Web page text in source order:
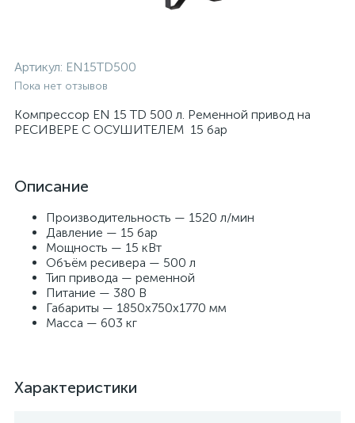
Артикул: EN15TD500
Пока нет отзывов
Компрессор EN 15 TD 500 л. Ременной привод на
РЕСИВЕРЕ С ОСУШИТЕЛЕМ 15 бар
Описание
Производительность — 1520 л/мин
Давление — 15 бар
Мощность — 15 кВт
Объём ресивера — 500 л
Тип привода — ременной
Питание — 380 В
Габариты — 1850х750х1770 мм
Масса — 603 кг
Характеристики